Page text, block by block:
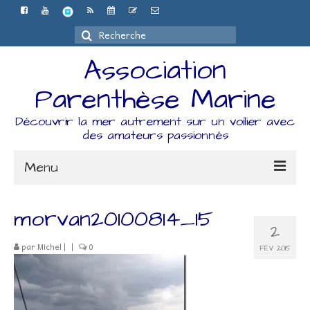
Rechercher
:
Association
Parenthèse Marine
Découvrir la mer autrement sur un voilier avec
des amateurs passionnés
Menu
Organisation
2
FÉV 2015
morvan20100814_15
par Michel | | 0